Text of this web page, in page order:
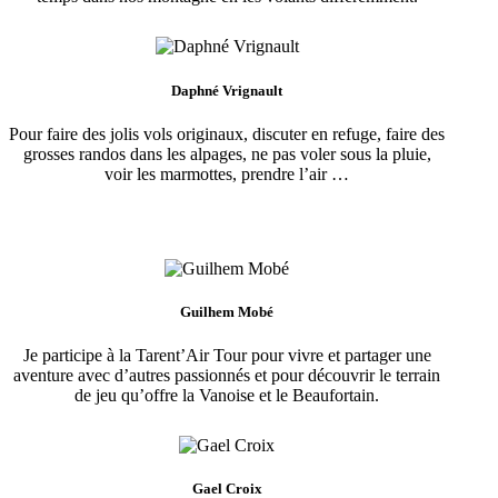
Daphné Vrignault
Pour faire des jolis vols originaux, discuter en refuge, faire des
grosses randos dans les alpages, ne pas voler sous la pluie,
voir les marmottes, prendre l’air …
Guilhem Mobé
Je participe à la Tarent’Air Tour pour vivre et partager une
aventure avec d’autres passionnés et pour découvrir le terrain
de jeu qu’offre la Vanoise et le Beaufortain.
Gael Croix